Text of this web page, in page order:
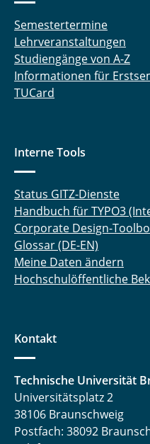
Pape Marlene
Pöschl Sofie
Preißner Kevin
Rollin Anna
Sauer Timo
Schmidt Matthias
Schulze Kai
Tiedemann Laura
Tiedt Frederik
Tolkach Pavel
Ulbig Michael
Semestertermine
Lehrveranstaltungen
Studiengänge von A-Z
Informationen für
TUCard
Interne Tools
Status GITZ-Dienste
Handbuch für TYPO3
Corporate Design-
Glossar (DE-EN)
Meine Daten ändern
Hochschulöffentliche
Kontakt
Technische Universität
Universitätsplatz 2
38106 Braunschweig
Postfach: 38092